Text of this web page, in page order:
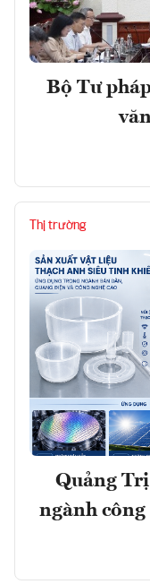
Bộ Tư
Thị trường
Quảng
ngành